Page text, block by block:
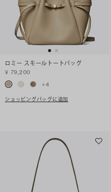
ロミー スモールトートバッグ
¥ 79,200
+4
ショッピングバッグに追加